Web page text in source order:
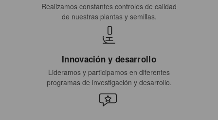
Realizamos constantes controles de calidad
de nuestras plantas y semillas.
Innovación y desarrollo
Lideramos y participamos en diferentes
programas de investigación y desarrollo.